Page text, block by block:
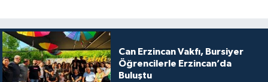
Can Erzincan Vakfı, Bursiyer
Öğrencilerle Erzincan’da
Buluştu